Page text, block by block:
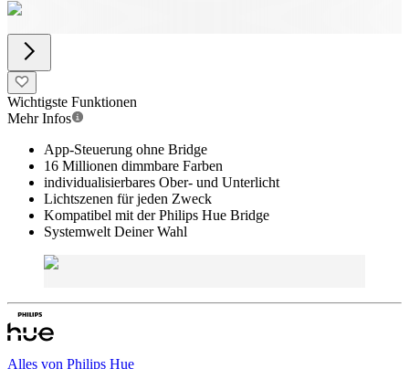
Wichtigste Funktionen
Mehr Infos
App-Steuerung ohne Bridge
16 Millionen dimmbare Farben
individualisierbares Ober- und Unterlicht
Lichtszenen für jeden Zweck
Kompatibel mit der Philips Hue Bridge
Systemwelt Deiner Wahl
Alles von Philips Hue